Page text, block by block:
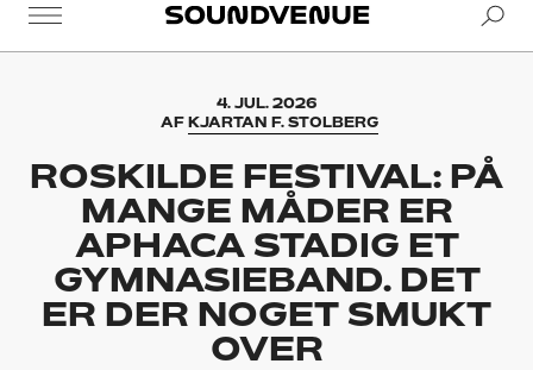
Soundvenue
4. JUL. 2026
AF KJARTAN F. STOLBERG
ROSKILDE FESTIVAL: PÅ
MANGE MÅDER ER
APHACA STADIG ET
GYMNASIEBAND. DET
ER DER NOGET SMUKT
OVER